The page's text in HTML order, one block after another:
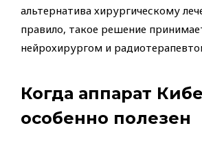
альтернатива хирургическому
правило, такое решение
нейрохирургом и
Когда аппарат
особенно полезен